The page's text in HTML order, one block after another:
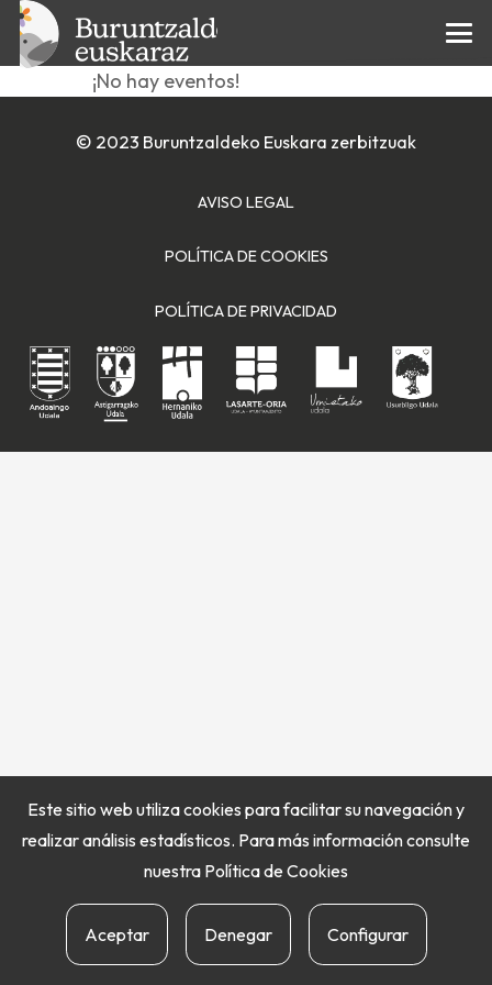
Lehiaketa
¡No hay eventos!
© 2023 Buruntzaldeko Euskara zerbitzuak
AVISO LEGAL
POLÍTICA DE COOKIES
POLÍTICA DE PRIVACIDAD
Este sitio web utiliza cookies para facilitar su navegación y
realizar análisis estadísticos. Para más información consulte
nuestra Política de Cookies
Aceptar Denegar Configurar